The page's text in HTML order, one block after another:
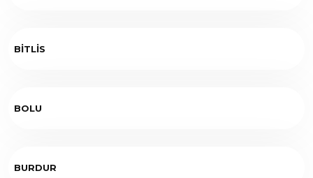
BİTLİS
BOLU
BURDUR